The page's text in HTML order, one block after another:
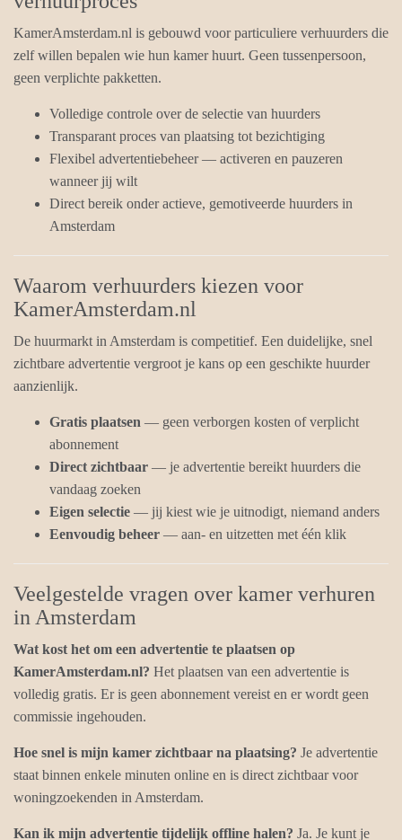
KamerAmsterdam.nl is gebouwd voor particuliere verhuurders die
zelf willen bepalen wie hun kamer huurt. Geen tussenpersoon,
geen verplichte pakketten.
Volledige controle over de selectie van huurders
Transparant proces van plaatsing tot bezichtiging
Flexibel advertentiebeheer — activeren en pauzeren
wanneer jij wilt
Direct bereik onder actieve, gemotiveerde huurders in
Amsterdam
Waarom verhuurders kiezen voor
KamerAmsterdam.nl
De huurmarkt in Amsterdam is competitief. Een duidelijke, snel
zichtbare advertentie vergroot je kans op een geschikte huurder
aanzienlijk.
Gratis plaatsen — geen verborgen kosten of verplicht
abonnement
Direct zichtbaar — je advertentie bereikt huurders die
vandaag zoeken
Eigen selectie — jij kiest wie je uitnodigt, niemand anders
Eenvoudig beheer — aan- en uitzetten met één klik
Veelgestelde vragen over kamer verhuren
in Amsterdam
Wat kost het om een advertentie te plaatsen op
KamerAmsterdam.nl? Het plaatsen van een advertentie is
volledig gratis. Er is geen abonnement vereist en er wordt geen
commissie ingehouden.
Hoe snel is mijn kamer zichtbaar na plaatsing? Je advertentie
staat binnen enkele minuten online en is direct zichtbaar voor
woningzoekenden in Amsterdam.
Kan ik mijn advertentie tijdelijk offline halen? Ja. Je kunt je